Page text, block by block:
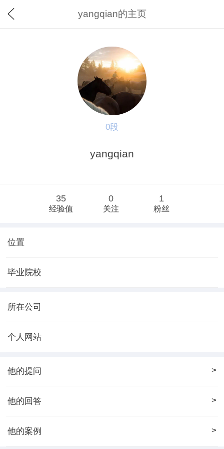
yangqian的主页
0段
yangqian
35
经验值
0
关注
1
粉丝
位置
毕业院校
所在公司
个人网站
他的提问 >
他的回答 >
他的案例 >